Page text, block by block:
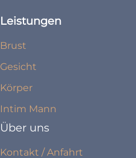
Leistungen
Brust
Gesicht
Körper
Intim Mann
Über uns
Kontakt / Anfahrt